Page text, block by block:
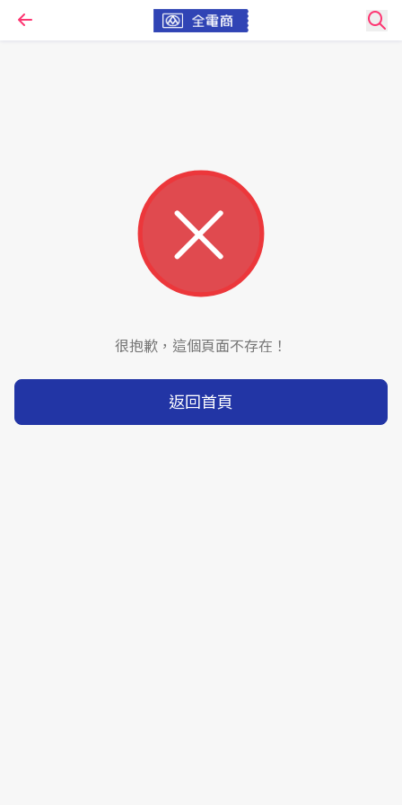
很抱歉，這個頁面不存在！
返回首頁